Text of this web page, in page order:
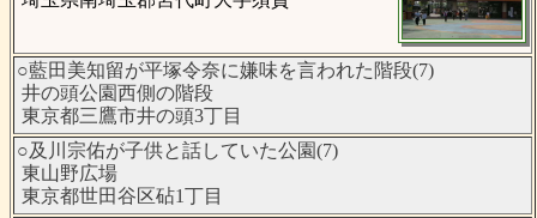
○藍田美知留が平塚令奈に嫌味を言われた階段(7)
井の頭公園西側の階段
東京都三鷹市井の頭3丁目
○及川宗佑が子供と話していた公園(7)
東山野広場
東京都世田谷区砧1丁目